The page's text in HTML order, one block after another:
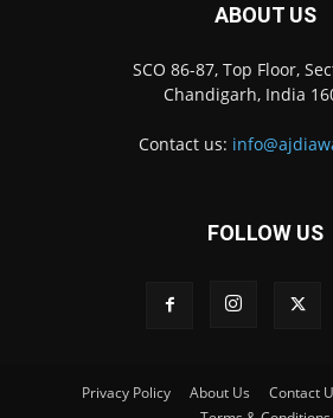
ABOUT US
SCO 86-87, Top Floor,
Chandigarh, India
Contact us:
FOLLOW US
Privacy Policy About Us Contact